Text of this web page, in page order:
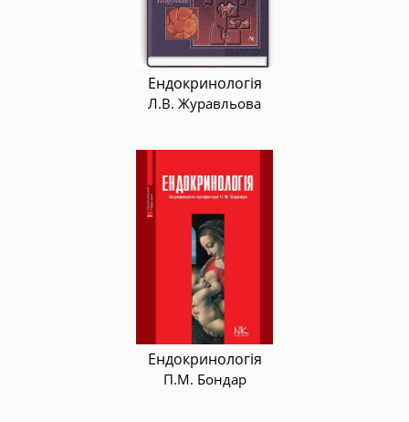
Ендокринологія
Л.В. Журавльова
Ендокринологія
П.М. Бондар